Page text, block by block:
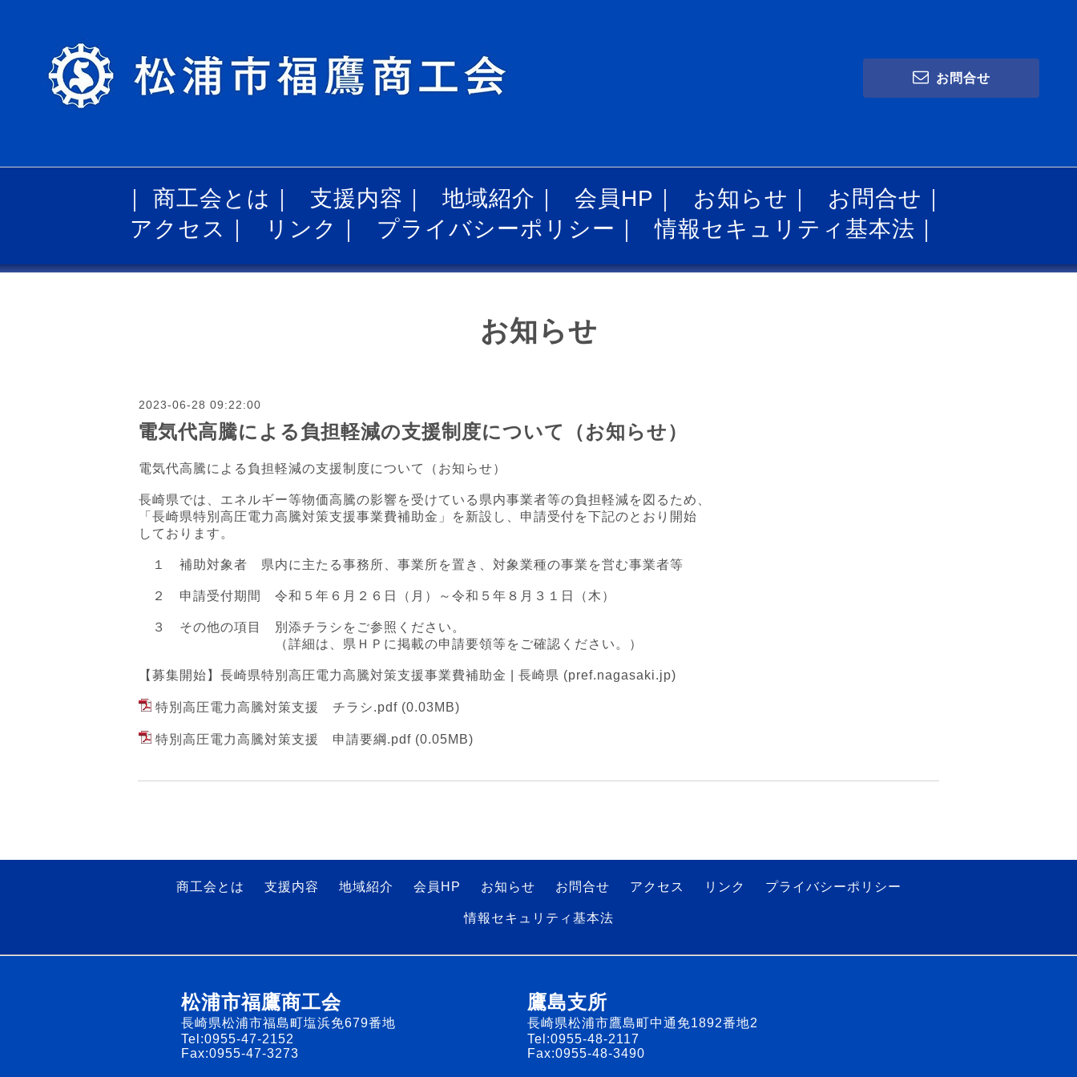
お問合せ
商工会とは 支援内容 地域紹介 会員HP お知らせ お問合せ
アクセス
リンク プライバシーポリシー 情報セキュリティ基本法
お知らせ
2023-06-28 09:22:00
電気代高騰による負担軽減の支援制度について（お知らせ）
電気代高騰による負担軽減の支援制度について（お知らせ）
長崎県では、エネルギー等物価高騰の影響を受けている県内事業者等の負担軽減を図るため、
「長崎県特別高圧電力高騰対策支援事業費補助金」を新設し、申請受付を下記のとおり開始
しております。
１ 補助対象者 県内に主たる事務所、事業所を置き、対象業種の事業を営む事業者等
２ 申請受付期間 令和５年６月２６日（月）～令和５年８月３１日（木）
３ その他の項目 別添チラシをご参照ください。
（詳細は、県ＨＰに掲載の申請要領等をご確認ください。）
【募集開始】長崎県特別高圧電力高騰対策支援事業費補助金 | 長崎県 (pref.nagasaki.jp)
特別高圧電力高騰対策支援 チラシ.pdf (0.03MB)
特別高圧電力高騰対策支援 申請要綱.pdf (0.05MB)
商工会とは 支援内容 地域紹介 会員HP お知らせ お問合せ アクセス リンク プライバシーポリシー
情報セキュリティ基本法
松浦市福鷹商工会
長崎県松浦市福島町塩浜免679番地
Tel:0955-47-2152
Fax:0955-47-3273
鷹島支所
長崎県松浦市鷹島町中通免1892番地2
Tel:0955-48-2117
Fax:0955-48-3490